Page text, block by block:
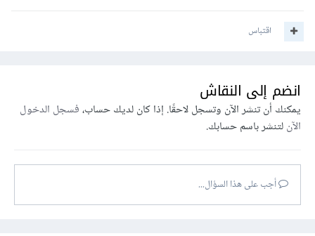
اقتباس
انضم إلى النقاش
يمكنك أن تنشر الآن وتسجل لاحقًا. إذا كان لديك حساب،فسجل الدخول
الآنلتنشر باسم حسابك.
أجب على هذا السؤال...